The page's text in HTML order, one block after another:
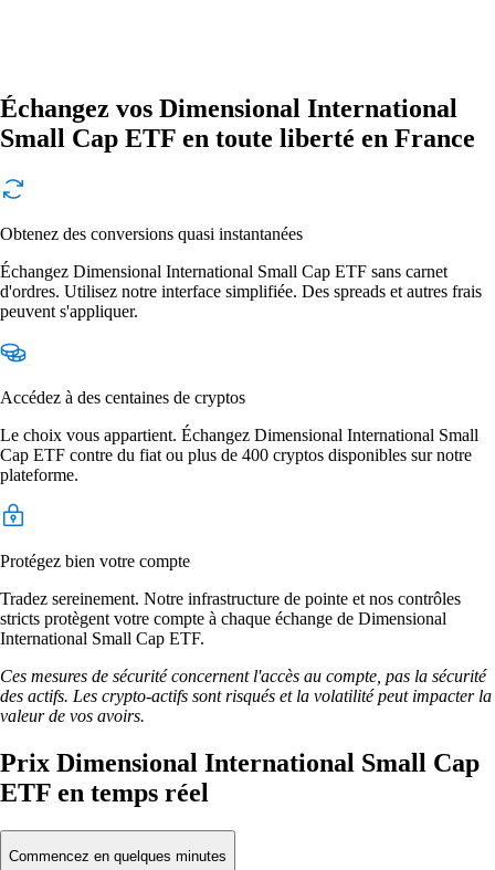
Échangez vos Dimensional International
Small Cap ETF en toute liberté en France
Obtenez des conversions quasi instantanées
Échangez Dimensional International Small Cap ETF sans carnet
d'ordres. Utilisez notre interface simplifiée. Des spreads et autres frais
peuvent s'appliquer.
Accédez à des centaines de cryptos
Le choix vous appartient. Échangez Dimensional International Small
Cap ETF contre du fiat ou plus de 400 cryptos disponibles sur notre
plateforme.
Protégez bien votre compte
Tradez sereinement. Notre infrastructure de pointe et nos contrôles
stricts protègent votre compte à chaque échange de Dimensional
International Small Cap ETF.
Ces mesures de sécurité concernent l'accès au compte, pas la sécurité
des actifs. Les crypto-actifs sont risqués et la volatilité peut impacter la
valeur de vos avoirs.
Prix Dimensional International Small Cap
ETF en temps réel
Commencez en quelques minutes